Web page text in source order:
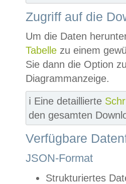
Zugriff auf die
Um die Daten
Tabelle zu einem
Sie dann die Option
Diagrammanzeige.
ℹ️ Eine detaillierte
den gesamten
Verfügbare
JSON-Format
Strukturiertes